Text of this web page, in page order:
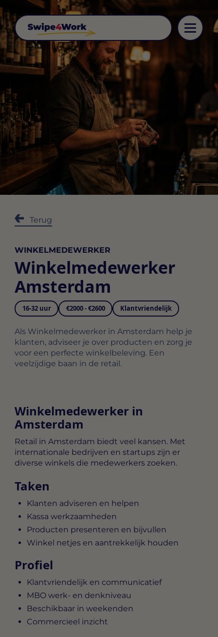
Terug
WINKELMEDEWERKER
Winkelmedewerker
Amsterdam
16-32 uur €2000 - €2600 Klantvriendelijk
Als Winkelmedewerker in Amsterdam help je
klanten, adviseer je over producten en zorg je
voor een perfecte winkelbeleving. Een
veelzijdige baan in de retail.
Winkelmedewerker in
Amsterdam
Retail in Amsterdam biedt veel kansen. Met
internationale bedrijven en startups zijn er
diverse winkels die medewerkers zoeken.
Taken
Klanten adviseren en helpen
Kassa werkzaamheden
Producten presenteren en bijvullen
Winkel netjes en aantrekkelijk houden
Profiel
Klantvriendelijk en communicatief
MBO werk- en denkniveau
Beschikbaar in weekenden
Commercieel inzicht